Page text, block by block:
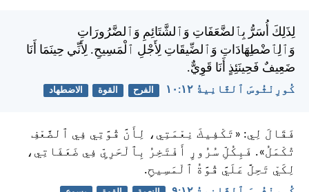
لِذَلِكَ أُسَرُّ بِٱلضَّعَفَاتِ وَٱلشَّتَائِمِ وَٱلضَّرُورَاتِ
وَٱلِٱضْطِهَادَاتِ وَٱلضِّيقَاتِ لِأَجْلِ ٱلْمَسِيحِ. لِأَنِّي حِينَمَا أَنَا
ضَعِيفٌ فَحِينَئِذٍ أَنَا قَوِيٌّ.
كُورِنْثُوسَ ٱلثَّانِيةُ ١٢:‏١٠ الفرح القوة الاضطهاد
فَقَالَ لِي: «تَكْفِيكَ نِعْمَتِي، لِأَنَّ قُوَّتِي فِي ٱلضَّعْفِ
تُكْمَلُ». فَبِكُلِّ سُرُورٍ أَفْتَخِرُ بِٱلْحَرِيِّ فِي ضَعَفَاتِي،
لِكَيْ تَحِلَّ عَلَيَّ قُوَّةُ ٱلْمَسِيحِ.